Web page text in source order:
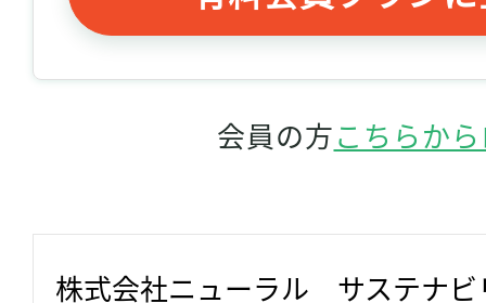
会員の方こちらか
株式会社ニューラル　サステナ